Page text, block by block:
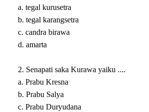
a. tegal kurusetra
b. tegal karangsetra
c. candra birawa
d. amarta
2. Senapati saka Kurawa yaiku ....
a. Prabu Kresna
b. Prabu Salya
c. Prabu Duryudana